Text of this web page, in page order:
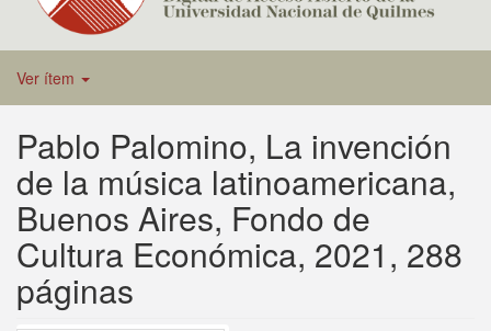
Ver ítem
Pablo Palomino, La invención
de la música latinoamericana,
Buenos Aires, Fondo de
Cultura Económica, 2021, 288
páginas